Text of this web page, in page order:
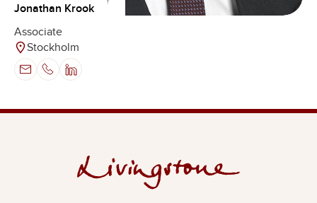
Jonathan Krook
Associate
Stockholm